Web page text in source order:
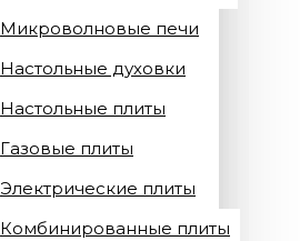
Микроволновые печи
Настольные духовки
Настольные плиты
Газовые плиты
Электрические плиты
Комбинированные плиты